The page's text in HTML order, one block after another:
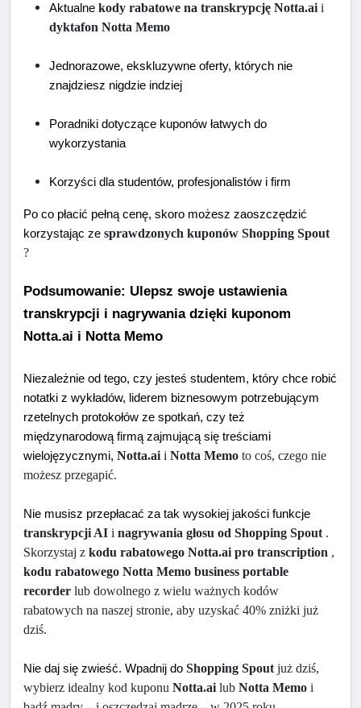
Aktualne kody rabatowe na transkrypcję Notta.ai
dyktafon Notta Memo
Jednorazowe, ekskluzywne oferty, których nie
znajdziesz nigdzie indziej
Poradniki dotyczące kuponów łatwych do
wykorzystania
Korzyści dla studentów, profesjonalistów i firm
Po co płacić pełną cenę, skoro możesz zaoszczędzić
korzystając ze sprawdzonych kuponów Shopping Spout
?
Podsumowanie: Ulepsz swoje ustawienia
transkrypcji i nagrywania dzięki kuponom
Notta.ai i Notta Memo
Niezależnie od tego, czy jesteś studentem, który chce robić
notatki z wykładów, liderem biznesowym potrzebującym
rzetelnych protokołów ze spotkań, czy też
międzynarodową firmą zajmującą się treściami
wielojęzycznymi, Notta.ai i Notta Memo to coś, czego nie
możesz przegapić.
transkrypcji AI i nagrywania głosu od Shopping Spout .
Skorzystaj z kodu rabatowego Notta.ai pro transcription
kodu rabatowego Notta Memo business portable
recorder lub dowolnego z wielu ważnych kodów
rabatowych na naszej stronie, aby uzyskać 40% zniżki już
dziś.
Nie daj się zwieść. Wpadnij do Shopping Spout już dziś,
wybierz idealny kod kuponu Notta.ai lub Notta Memo i